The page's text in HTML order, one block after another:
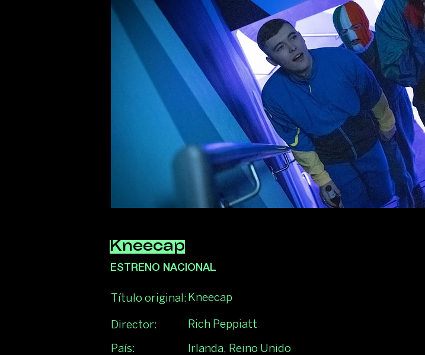
Kneecap
ESTRENO NACIONAL
Título original:
Director:
País:
Kneecap
Rich Peppiatt
Irlanda, Reino Unido